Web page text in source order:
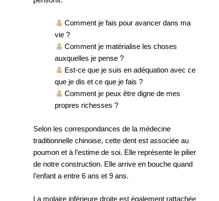
Comment je fais pour avancer dans ma
vie ?
Comment je matérialise les choses
auxquelles je pense ?
Est-ce que je suis en adéquation avec ce
que je dis et ce que je fais ?
Comment je peux être digne de mes
propres richesses ?
Selon les correspondances de la médecine
traditionnelle chinoise, cette dent est associée au
poumon et à l’estime de soi. Elle représente le pilier
de notre construction. Elle arrive en bouche quand
l’enfant a entre 6 ans et 9 ans.
La molaire inférieure droite est également rattachée